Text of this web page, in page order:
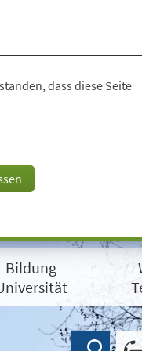
dass diese Seite
Bildung